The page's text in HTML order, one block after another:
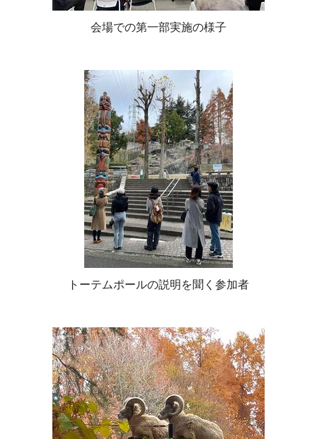
会場での第一部実施の様子
トーテムポールの説明を聞く参加者